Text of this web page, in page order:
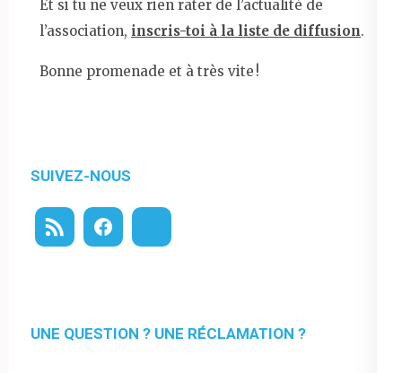
Et si tu ne veux rien rater de l’actualité de
l’association, inscris-toi à la liste de diffusion.
Bonne promenade et à très vite !
SUIVEZ-NOUS
UNE QUESTION ? UNE RÉCLAMATION ?